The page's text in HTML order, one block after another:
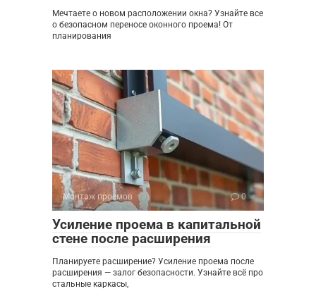
Мечтаете о новом расположении окна? Узнайте все
о безопасном переносе оконного проема! От
планирования
Монтаж проемов 0
Усиление проема в капитальной
стене после расширения
Планируете расширение? Усиление проема после
расширения — залог безопасности. Узнайте всё про
стальные каркасы,